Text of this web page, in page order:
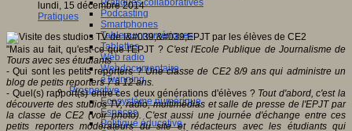
Pratiques collaboratives
Podcasting
Smartphones
Tableaux numériques
Tablettes
Web radio
Webdocumentaire
eTwinning
Prospective
Ecosystème numérique
Espaces
Politique éducative
lundi, 15 décembre 2014
Pratiques
"Mais au fait, qu'est-ce que l'EPJT ? C'est l'Ecole Publique de Journalisme de
Tours avec ses étudiants.
- Qui sont les petits reporters ?Une classe de CE2 8/9 ans qui administre un
blog de petits reporters 7 à 12 ans.
- Quel(s) rapport(s) entre ces deux générations d'élèves ?Tout d'abord, c'est la
découverte des studios TV, radio, multimédias et salle de presse de l'EPJT par
la classe de CE2 (voir photo). C'est aussi une journée d'échange entre ces
petits reporters modérateurs du site et rédacteurs avec les étudiants qui